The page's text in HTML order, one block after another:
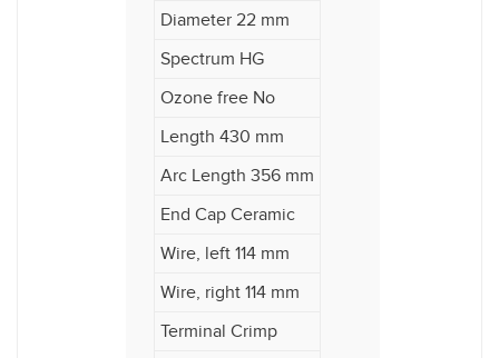
Diameter 22 mm
Spectrum HG
Ozone free No
Length 430 mm
Arc Length 356 mm
End Cap Ceramic
Wire, left 114 mm
Wire, right 114 mm
Terminal Crimp